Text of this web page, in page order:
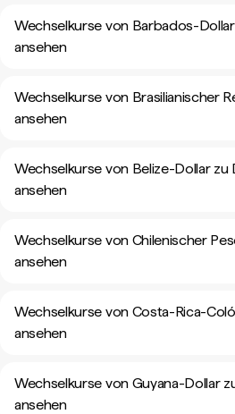
Wechselkurse von Barbados-
ansehen
Wechselkurse von Brasilianischer
ansehen
Wechselkurse von Belize-Dollar zu
ansehen
Wechselkurse von Chilenischer
ansehen
Wechselkurse von Costa-Rica-
ansehen
Wechselkurse von Guyana-Dollar
ansehen